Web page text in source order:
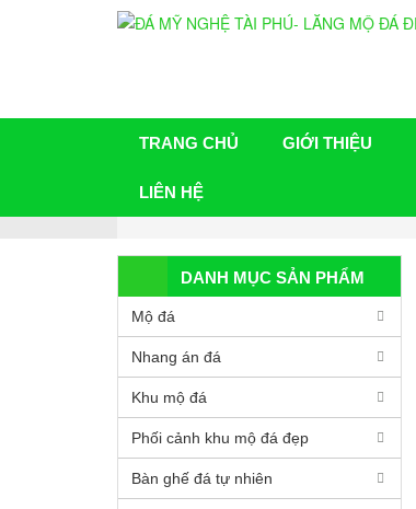
TRANG CHỦ GIỚI THIỆU
LIÊN HỆ
DANH MỤC SẢN PHẨM
Mộ đá
Nhang án đá
Khu mộ đá
Phối cảnh khu mộ đá đẹp
Bàn ghế đá tự nhiên